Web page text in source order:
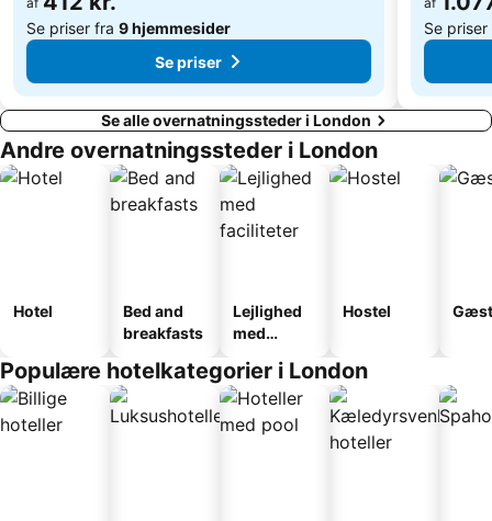
Se priser fra 9 hjemmesider
Se priser
Se
Se alle overnatningssteder i London
Andre overnatningssteder i London
Hotel
Bed and
breakfasts
Lejlighed
med
Hostel
Populære hotelkategorier i London